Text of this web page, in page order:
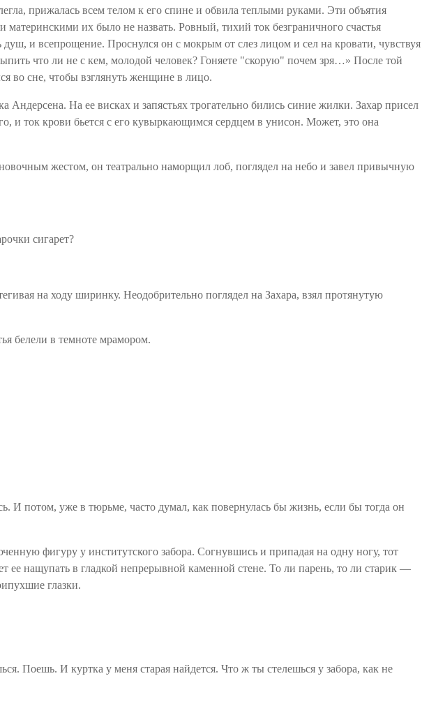
прижалась всем телом к его спине и обвила теплыми руками. Эти объятия
их было не назвать. Ровный, тихий ток безграничного счастья
и всепрощение. Проснулся он с мокрым от слез лицом и сел на кровати, чувствуя
что ли не с кем, молодой человек? Гоняете "скорую" почем зря…» После той
во сне, чтобы взглянуть женщине в лицо.
Андерсена. На ее висках и запястьях трогательно бились синие жилки. Захар присел
и ток крови бьется с его кувыркающимся сердцем в унисон. Может, это она
жестом, он театрально наморщил лоб, поглядел на небо и завел привычную
сигарет?
на ходу ширинку. Неодобрительно поглядел на Захара, взял протянутую
белели в темноте мрамором.
И потом, уже в тюрьме, часто думал, как повернулась бы жизнь, если бы тогда он
фигуру у институтского забора. Согнувшись и припадая на одну ногу, тот
ее нащупать в гладкой непрерывной каменной стене. То ли парень, то ли старик —
глазки.
Поешь. И куртка у меня старая найдется. Что ж ты стелешься у забора, как не